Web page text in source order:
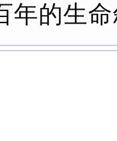
年的生